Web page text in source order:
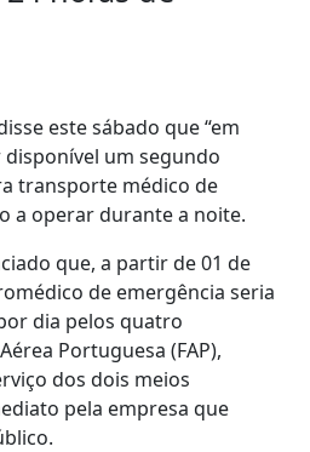
este sábado que “em
disponível um segundo
transporte médico de
a operar durante a noite.
que, a partir de 01 de
de emergência seria
dia pelos quatro
Portuguesa (FAP),
dos dois meios
pela empresa que